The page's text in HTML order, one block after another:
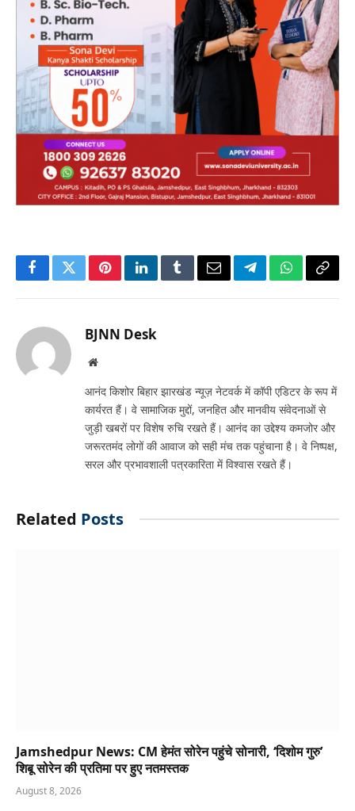
FacebookTwitterPinterestLinkedInTumblrEmailTelegramWhatsApp
Copy
BJNN Desk
Website
आनंद किशोर बिहार झारखंड न्यूज़ नेटवर्क में कॉपी एडिटर के रूप में
कार्यरत हैं। वे सामाजिक मुद्दों, जनहित और मानवीय संवेदनाओं से
जुड़ी खबरों पर विशेष रुचि रखते हैं। आनंद का उद्देश्य कमजोर और
जरूरतमंद लोगों की आवाज को सही मंच तक पहुंचाना है। वे निष्पक्ष,
सरल और प्रभावशाली पत्रकारिता में विश्वास रखते हैं।
Related Posts
Jamshedpur News: CM हेमंत सोरेन पहुंचे सोनारी, ‘दिशोम गुरु’
शिबू सोरेन की प्रतिमा पर हुए नतमस्तक
August 8, 2026